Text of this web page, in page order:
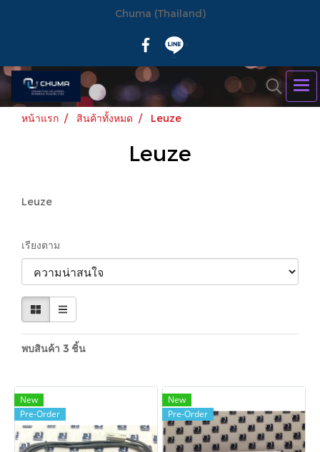
Chuma (Thailand)
หน้าแรก สินค้าทั้งหมด Leuze
Leuze
Leuze
เรียงตาม
พบสินค้า 3 ชิ้น
New
Pre-Order
New
Pre-Order